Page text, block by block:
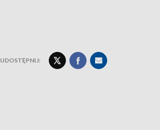
UDOSTĘPNIJ: